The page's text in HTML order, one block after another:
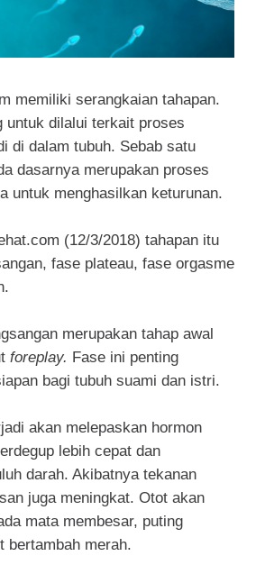
memiliki serangkaian tahapan.
untuk dilalui terkait proses
di dalam tubuh. Sebab satu
dasarnya merupakan proses
untuk menghasilkan keturunan.
(12/3/2018) tahapan itu
fase plateau, fase orgasme
merupakan tahap awal
foreplay. Fase ini penting
bagi tubuh suami dan istri.
akan melepaskan hormon
lebih cepat dan
darah. Akibatnya tekanan
juga meningkat. Otot akan
mata membesar, puting
bertambah merah.